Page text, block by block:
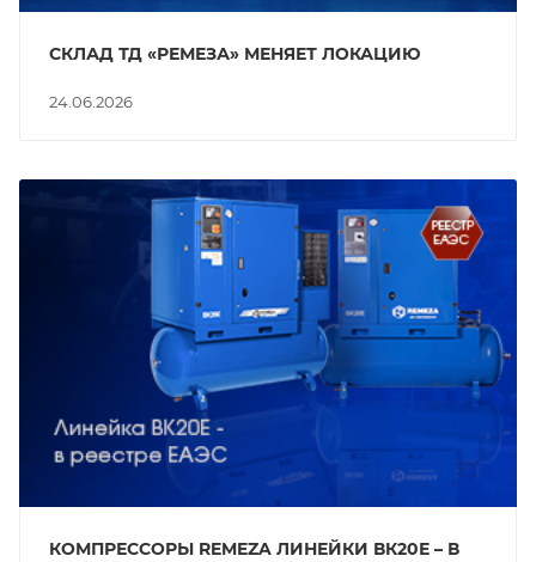
24.06.2026
СКЛАД ТД «РЕМЕЗА» МЕНЯЕТ ЛОКАЦИЮ
КОМПРЕССОРЫ REMEZA ЛИНЕЙКИ ВК20Е – В